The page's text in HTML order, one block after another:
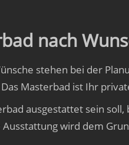
nach
stehen bei der
Masterbad ist Ihr
ausgestattet sein
Ausstattung wird dem